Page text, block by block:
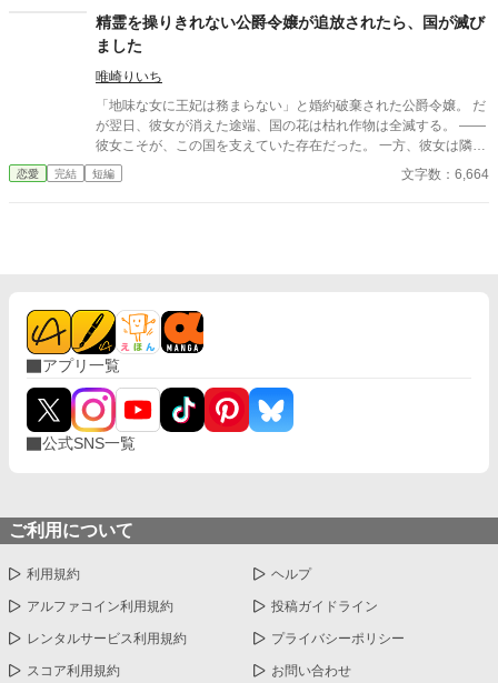
にも掲載。
精霊を操りきれない公爵令嬢が追放されたら、国が滅び
ました
唯崎りいち
「地味な女に王妃は務まらない」と婚約破棄された公爵令嬢。 だ
が翌日、彼女が消えた途端、国の花は枯れ作物は全滅する。 ――
彼女こそが、この国を支えていた存在だった。 一方、彼女は隣国
で“氷の将軍”に溺愛されていた。 手遅れになってから縋る王子と
滅びゆく国をよそに、彼女は初めての恋を知る。
恋愛 完結 短編 文字数：6,664
アプリ一覧
公式SNS一覧
ご利用について
利用規約 ヘルプ
アルファコイン利用規約 投稿ガイドライン
レンタルサービス利用規約 プライバシーポリシー
スコア利用規約 お問い合わせ